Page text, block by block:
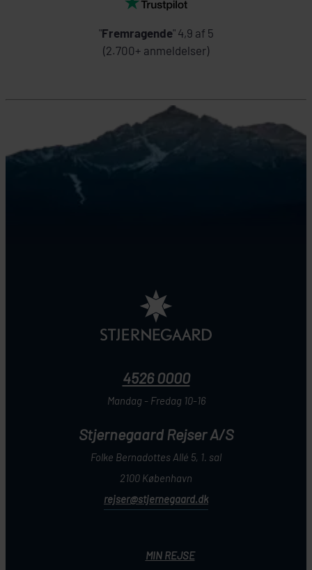
"Fremragende" 4,9 af 5
(2.700+ anmeldelser)
4526 0000
Mandag - Fredag 10-16
Stjernegaard Rejser A/S
Folke Bernadottes Allé 5, 1. sal
2100 København
rejser@stjernegaard.dk
MIN REJSE